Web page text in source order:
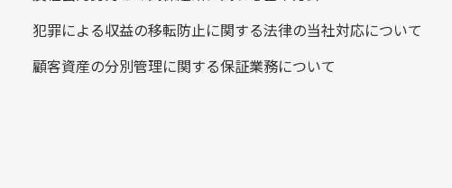
犯罪による収益の移転防止に関する法律の当社対応について
顧客資産の分別管理に関する保証業務について